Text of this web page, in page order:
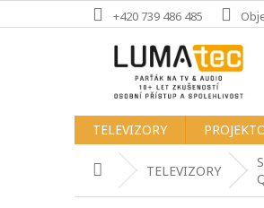
na
+420 739 486 485
TELEVIZORY
Domů TELEVIZORY